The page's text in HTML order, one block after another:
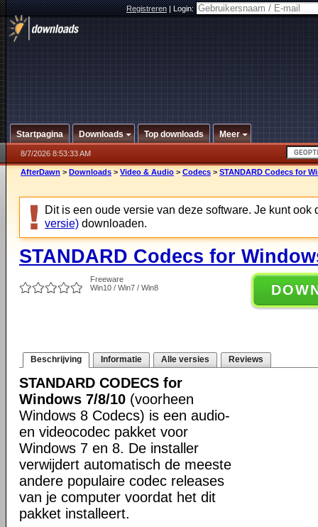
Registreren|Login:
Startpagina Downloads Top downloads Meer
8/7/2026 8:53:33 AM
AfterDawn > Downloads > Video & Audio > Codecs > STANDARD Codecs for
Dit is een oude versie van deze software. Je kunt ook
versie) downloaden.
STANDARD Codecs for
Freeware
Win10 / Win7 / Win8
Beschrijving Informatie Alle versies Reviews
STANDARD CODECS for
Windows 7/8/10 (voorheen
Windows 8 Codecs) is een audio-
en videocodec pakket voor
Windows 7 en 8. De installer
verwijdert automatisch de meeste
andere populaire codec releases
van je computer voordat het dit
pakket installeert.